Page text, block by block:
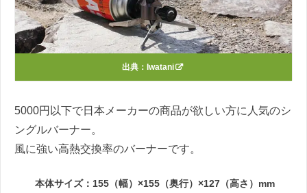
出典： Iwatani
5000円以下で日本メーカーの商品が欲しい方に人気のシ
ングルバーナー。
風に強い高熱交換率のバーナーです。
本体サイズ：155（幅）×155（奥行）×127（高さ）mm